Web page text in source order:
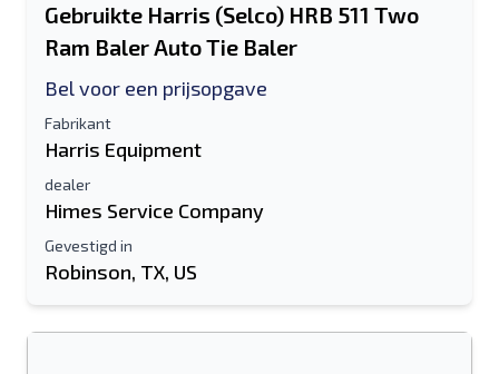
Gebruikte Harris (Selco) HRB 511 Two
Ram Baler Auto Tie Baler
Bel voor een prijsopgave
Fabrikant
Harris Equipment
dealer
Himes Service Company
Gevestigd in
Robinson, TX, US